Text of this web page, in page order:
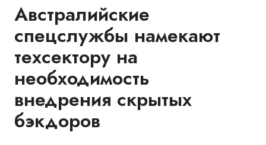
Австралийские
спецслужбы намекают
техсектору на
необходимость
внедрения скрытых
бэкдоров